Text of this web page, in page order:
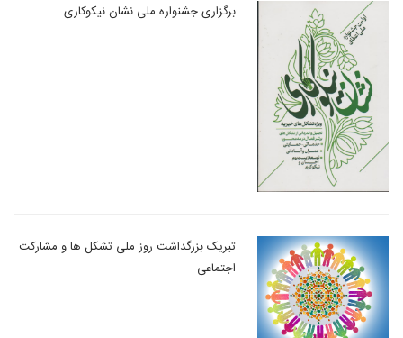
برگزاری جشنواره ملی نشان نیکوکاری
تبریک بزرگداشت روز ملی تشکل ها و مشارکت
اجتماعی